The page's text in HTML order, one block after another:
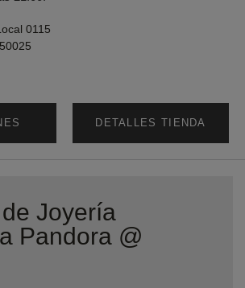
0115
DETALLES TIENDA
Joyería
Pandora @